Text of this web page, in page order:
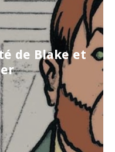
de Blake et